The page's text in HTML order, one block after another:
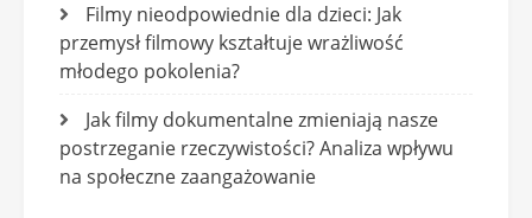
Filmy nieodpowiednie dla dzieci: Jak
przemysł filmowy kształtuje wrażliwość
młodego pokolenia?
Jak filmy dokumentalne zmieniają nasze
postrzeganie rzeczywistości? Analiza wpływu
na społeczne zaangażowanie